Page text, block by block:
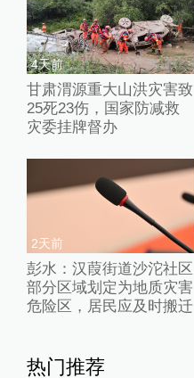
4天前
甘肃渭源重大山洪灾害致
25死23伤，国家防减救
灾委挂牌督办
2天前
彭水：汉葭街道沙沱社区
部分区域划定为地质灾害
危险区，居民应及时搬迁
热门推荐